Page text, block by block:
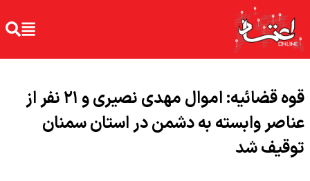
قوه قضائیه: اموال مهدی نصیری و ۲۱ نفر از
عناصر وابسته به دشمن در استان سمنان
توقیف شد